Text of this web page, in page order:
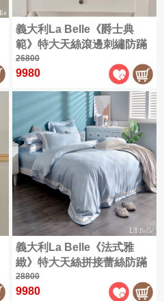
義大利La Belle《爵士典
範》特大天絲滾邊刺繡防蹣
抗菌吸濕排汗兩用被床包組
26800
9980
義大利La Belle《法式雅
緻》特大天絲拼接蕾絲防蹣
抗菌吸濕排汗兩用被床包組
(共兩色可選)
28800
9980